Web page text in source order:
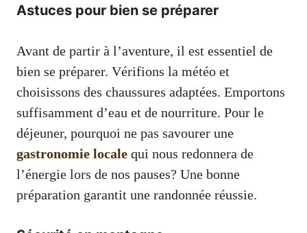
Astuces pour bien se préparer
Avant de partir à l’aventure, il est essentiel de
bien se préparer. Vérifions la météo et
choisissons des chaussures adaptées. Emportons
suffisamment d’eau et de nourriture. Pour le
déjeuner, pourquoi ne pas savourer une
gastronomie locale qui nous redonnera de
l’énergie lors de nos pauses? Une bonne
préparation garantit une randonnée réussie.